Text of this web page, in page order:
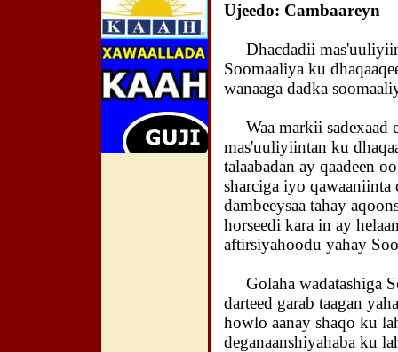
Ujeedo: Cambaareyn
Dhacdadii
Soomaaliya ku
wanaaga dadka
Waa markii sadexaad
mas'uuliyiintan ku
talaabadan ay qaadeen
sharciga iyo qawaaniinta
dambeeysaa tahay
horseedi kara in ay
aftirsiyahoodu yahay
Golaha wadatashiga
darteed garab taagan
howlo aanay shaqo ku
deganaanshiyahaba ku